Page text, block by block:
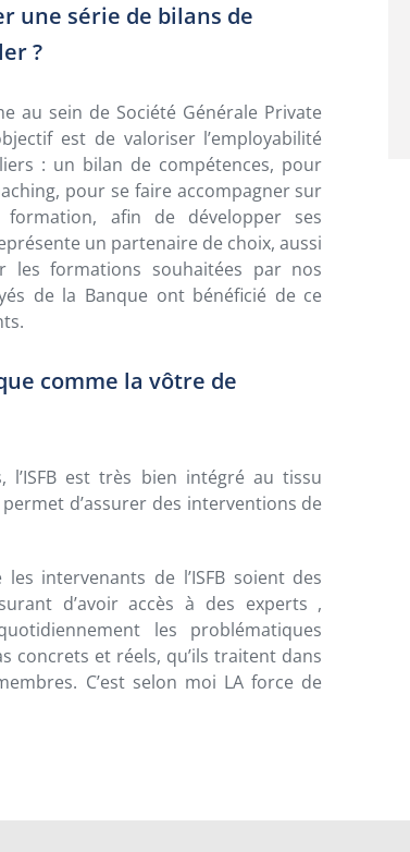
une série de bilans de
?
au sein de Société Générale Private
est de valoriser l’employabilité
: un bilan de compétences, pour
pour se faire accompagner sur
afin de développer ses
un partenaire de choix, aussi
formations souhaitées par nos
de la Banque ont bénéficié de ce
comme la vôtre de
l’ISFB est très bien intégré au tissu
d’assurer des interventions de
intervenants de l’ISFB soient des
d’avoir accès à des experts ,
les problématiques
concrets et réels, qu’ils traitent dans
C’est selon moi LA force de